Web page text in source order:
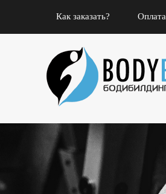
Как заказать?